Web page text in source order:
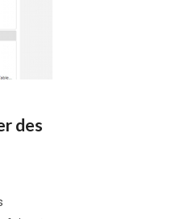
des